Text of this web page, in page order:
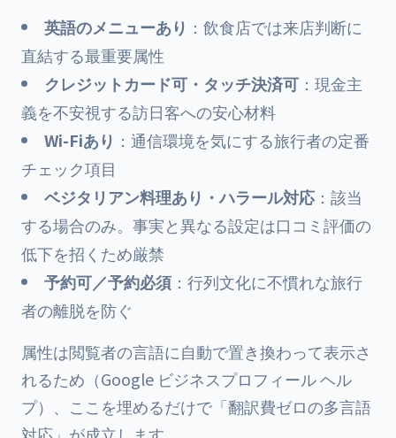
英語のメニューあり ：飲食店では来店判断に
直結する最重要属性
クレジットカード可・タッチ決済可 ：現金主
義を不安視する訪日客への安心材料
Wi-Fiあり ：通信環境を気にする旅行者の定番
チェック項目
ベジタリアン料理あり・ハラール対応 ：該当
する場合のみ。事実と異なる設定は口コミ評価の
低下を招くため厳禁
予約可／予約必須 ：行列文化に不慣れな旅行
者の離脱を防ぐ
属性は閲覧者の言語に自動で置き換わって表示さ
れるため（Google ビジネスプロフィール ヘル
プ）、ここを埋めるだけで「翻訳費ゼロの多言語